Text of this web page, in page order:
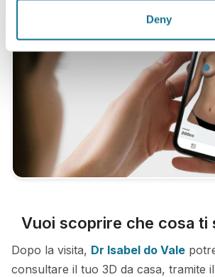
Deny
Vuoi scoprire che cosa ti
Dopo la visita, Dr Isabel do Vale
consultare il tuo 3D da casa, tramite